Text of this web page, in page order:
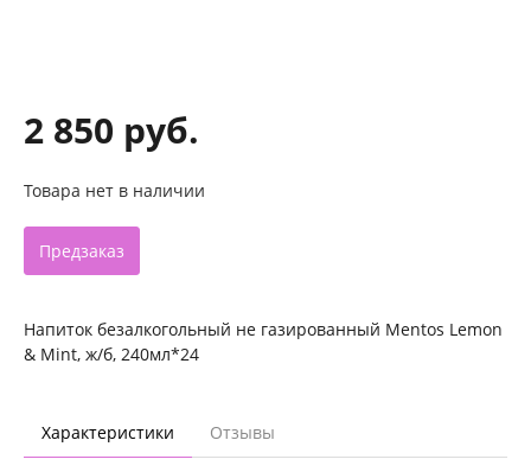
2 850 руб.
Товара нет в наличии
Предзаказ
Напиток безалкогольный не газированный Mentos Lemon
& Mint, ж/б, 240мл*24
Характеристики Отзывы